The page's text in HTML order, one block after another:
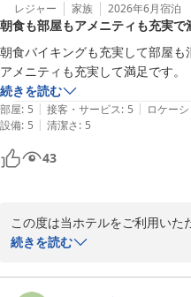
Ｊホテルりんくう
2026-06-21
レジャー 家族 2026年6月宿泊
朝食も部屋もアメニティも充実で
朝食バイキングも充実して部屋も
アメニティも充実して満足です。
続きを読む
部屋: 5 | 接客・サービス: 5 | ロケー
設備: 5 | 清潔さ: 5
43
この度は当ホテルをご利用い
ました。また口コミへの投稿と
アメニティーや朝食にご満足い
続きを読む